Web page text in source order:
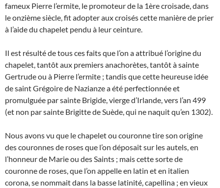
fameux Pierre l’ermite, le promoteur de la 1ère croisade, dans
le onzième siècle, fit adopter aux croisés cette manière de prier
à l’aide du chapelet pendu à leur ceinture.
Il est résulté de tous ces faits que l’on a attribué l’origine du
chapelet, tantôt aux premiers anachorètes, tantôt à sainte
Gertrude ou à Pierre l’ermite ; tandis que cette heureuse idée
de saint Grégoire de Nazianze a été perfectionnée et
promulguée par sainte Brigide, vierge d’Irlande, vers l’an 499
(et non par sainte Brigitte de Suède, qui ne naquit qu’en 1302).
Nous avons vu que le chapelet ou couronne tire son origine
des couronnes de roses que l’on déposait sur les autels, en
l’honneur de Marie ou des Saints ; mais cette sorte de
couronne de roses, que l’on appelle en latin et en italien
corona, se nommait dans la basse latinité, capellina ; en vieux